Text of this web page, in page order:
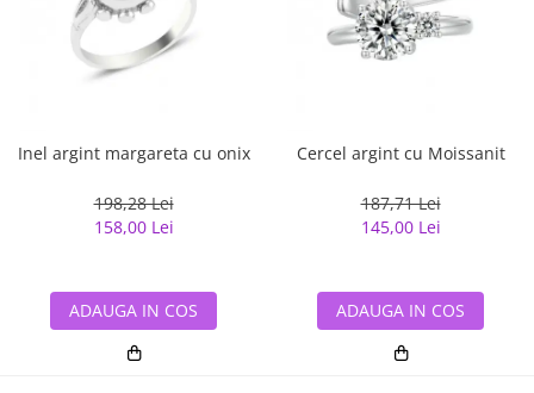
Inel argint margareta cu onix
198,28 Lei
158,00 Lei
ADAUGA IN COS
Cercel argint cu Moissanit
187,71 Lei
145,00 Lei
ADAUGA IN COS